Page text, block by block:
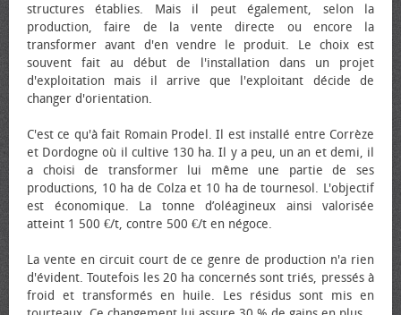
structures établies. Mais il peut également, selon la
production, faire de la vente directe ou encore la
transformer avant d'en vendre le produit. Le choix est
souvent fait au début de l'installation dans un projet
d'exploitation mais il arrive que l'exploitant décide de
changer d'orientation.
C'est ce qu'à fait Romain Prodel. Il est installé entre Corrèze
et Dordogne où il cultive 130 ha. Il y a peu, un an et demi, il
a choisi de transformer lui même une partie de ses
productions, 10 ha de Colza et 10 ha de tournesol. L'objectif
est économique. La tonne d’oléagineux ainsi valorisée
atteint 1 500 €/t, contre 500 €/t en négoce.
La vente en circuit court de ce genre de production n'a rien
d'évident. Toutefois les 20 ha concernés sont triés, pressés à
froid et transformés en huile. Les résidus sont mis en